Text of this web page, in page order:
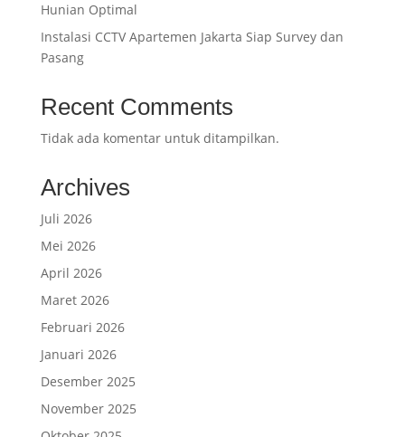
Hunian Optimal
Instalasi CCTV Apartemen Jakarta Siap Survey dan
Pasang
Recent Comments
Tidak ada komentar untuk ditampilkan.
Archives
Juli 2026
Mei 2026
April 2026
Maret 2026
Februari 2026
Januari 2026
Desember 2025
November 2025